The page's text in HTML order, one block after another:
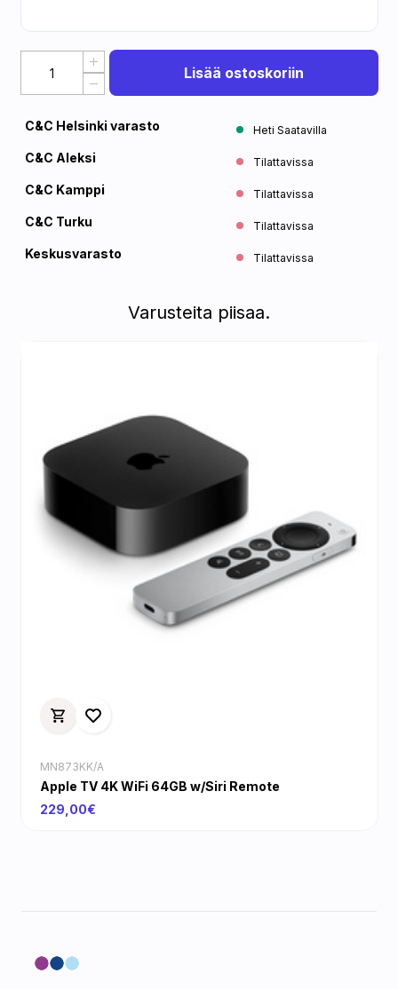
Lisää ostoskoriin
C&C Helsinki varasto Heti Saatavilla
C&C Aleksi Tilattavissa
C&C Kamppi Tilattavissa
C&C Turku Tilattavissa
Keskusvarasto Tilattavissa
Varusteita piisaa.
MN873KK/A
Apple TV 4K WiFi 64GB w/Siri Remote
229,00€